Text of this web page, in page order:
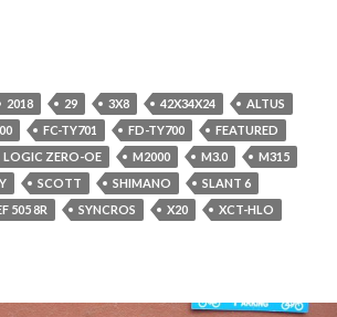
2018 29 3X8 42X34X24
ALTUS
FC-TY701 FD-TY700
FEATURED
LOGIC ZERO-OE M2000 M3.0
M315
SCOTT SHIMANO
SLANT 6
505 8R SYNCROS X20
XCT-HLO